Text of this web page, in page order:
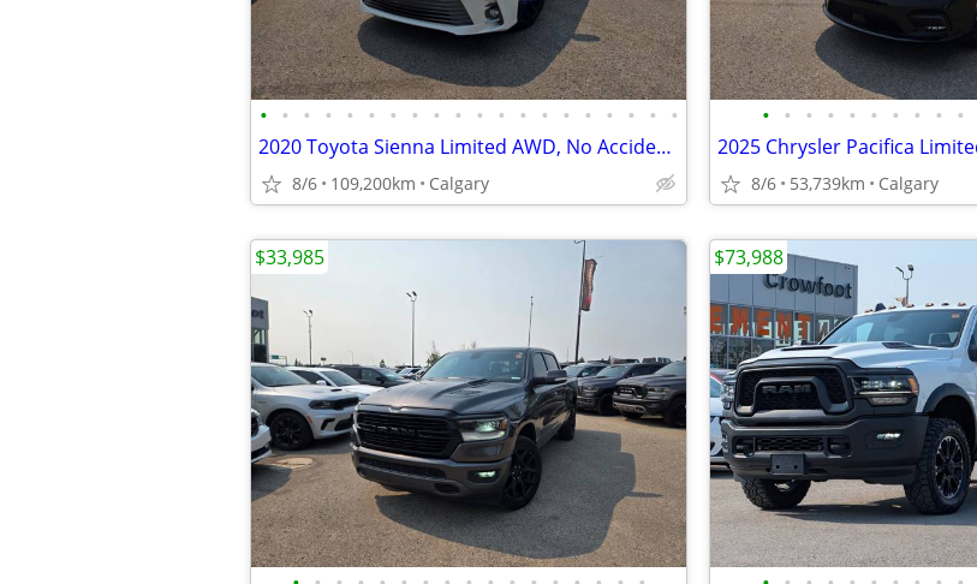
• • • • • • • • • • • • • • • • • • • •
2020 Toyota Sienna Limited AWD, No Accidents, Local Unit #11170
8/6 109,200km Calgary
• • • • • • • • • •
8/6 53,739km Calgary
$33,985 $73,988